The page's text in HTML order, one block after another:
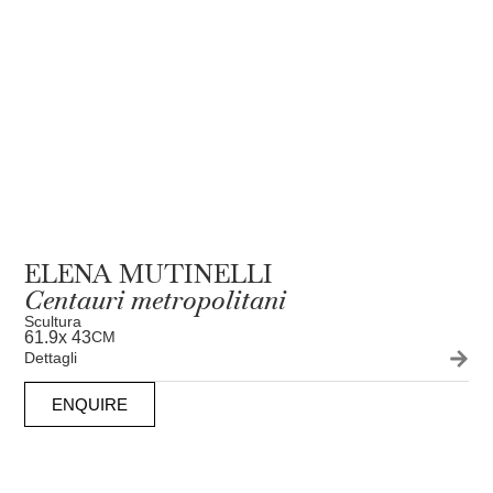
ELENA MUTINELLI
Centauri metropolitani
Scultura
61.9x 43CM
Dettagli
ENQUIRE